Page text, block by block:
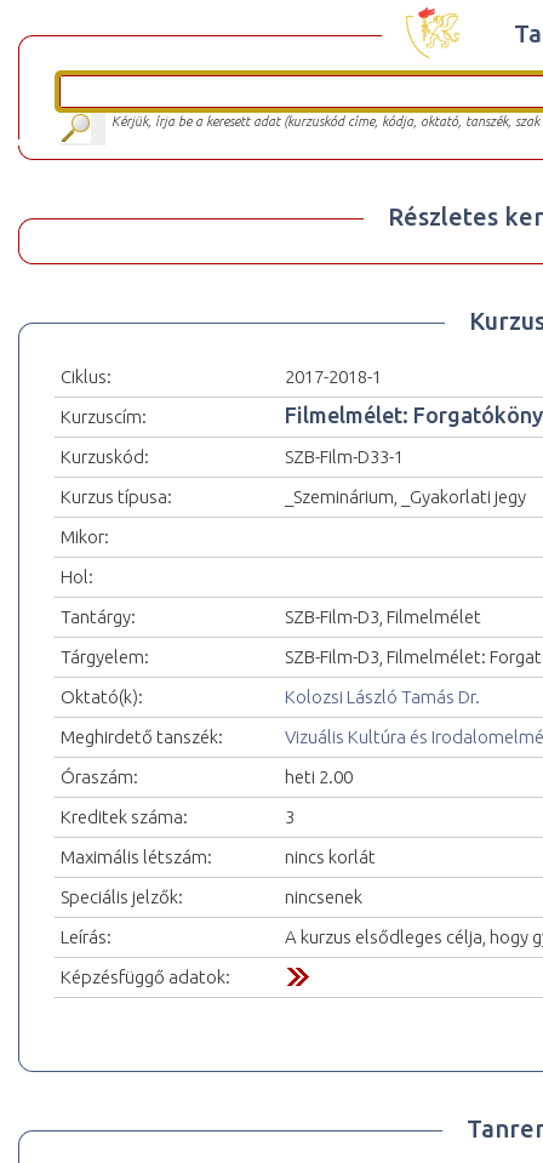
Kérjük, írja be a keresett adat (kurzuskód címe, kódja, oktató, tanszék,
Részletes
Ciklus:
2017-2018-1
Kurzuscím:
Filmelmélet:
Kurzuskód:
SZB-Film-D33-1
Kurzus típusa:
_Szeminárium, _Gyakorlati jegy
Mikor:
Hol:
Tantárgy:
SZB-Film-D3, Filmelmélet
Tárgyelem:
SZB-Film-D3, Filmelmélet:
Oktató(k):
Kolozsi László Tamás Dr.
Meghirdető tanszék:
Vizuális Kultúra és
Óraszám:
heti 2.00
Kreditek száma:
3
Maximális létszám:
nincs korlát
Speciális jelzők:
nincsenek
Leírás:
A kurzus elsődleges célja,
Képzésfüggő adatok: